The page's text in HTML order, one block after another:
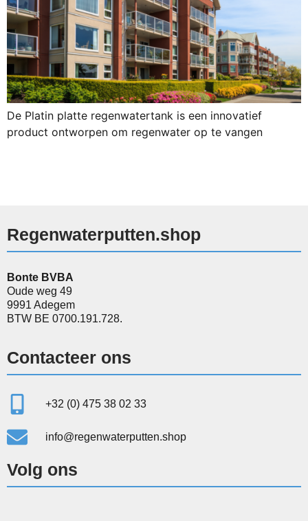
De Platin platte regenwatertank is een innovatief
product ontworpen om regenwater op te vangen
Regenwaterputten.shop
Bonte BVBA
Oude weg 49
9991 Adegem
BTW BE 0700.191.728.
Contacteer ons
+32 (0) 475 38 02 33
info@regenwaterputten.shop
Volg ons